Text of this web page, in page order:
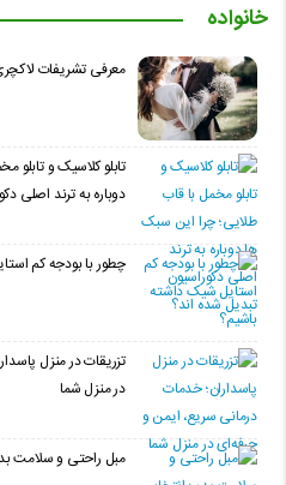
خانواده
معرفی تشریفات
تابلو کلاسیک و تابلو
دوباره به ترند اصلی
چطور با بودجه کم
تزریقات در منزل
در منزل شما
مبل راحتی و سلامت